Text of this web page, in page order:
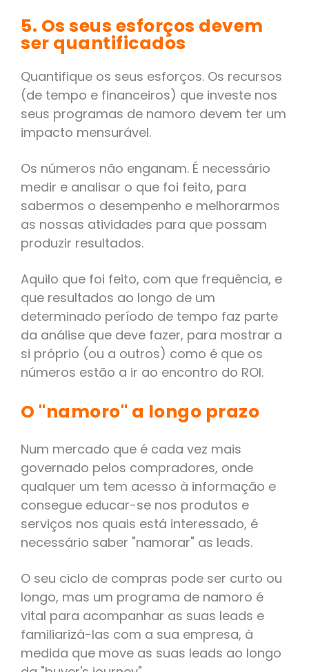
5. Os seus esforços devem
ser quantificados
Quantifique os seus esforços. Os recursos
(de tempo e financeiros) que investe nos
seus programas de namoro devem ter um
impacto mensurável.
Os números não enganam. É necessário
medir e analisar o que foi feito, para
sabermos o desempenho e melhorarmos
as nossas atividades para que possam
produzir resultados.
Aquilo que foi feito, com que frequência, e
que resultados ao longo de um
determinado período de tempo faz parte
da análise que deve fazer, para mostrar a
si próprio (ou a outros) como é que os
números estão a ir ao encontro do ROI.
O "namoro" a longo prazo
Num mercado que é cada vez mais
governado pelos compradores, onde
qualquer um tem acesso à informação e
consegue educar-se nos produtos e
serviços nos quais está interessado, é
necessário saber "namorar" as leads.
O seu ciclo de compras pode ser curto ou
longo, mas um programa de namoro é
vital para acompanhar as suas leads e
familiarizá-las com a sua empresa, à
medida que move as suas leads ao longo